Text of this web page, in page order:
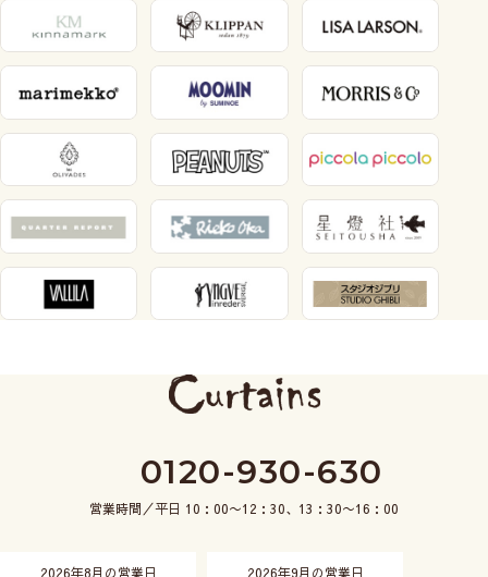
0120-930-630
営業時間／平日 10：00〜12：30、13：30〜16：00
2026年8月の営業日 2026年9月の営業日